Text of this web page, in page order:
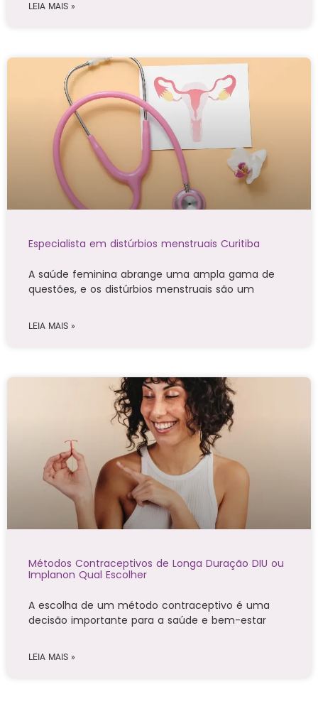
LEIA MAIS »
Especialista em distúrbios menstruais Curitiba
A saúde feminina abrange uma ampla gama de
questões, e os distúrbios menstruais são um
LEIA MAIS »
Métodos Contraceptivos de Longa Duração DIU ou
Implanon Qual Escolher
A escolha de um método contraceptivo é uma
decisão importante para a saúde e bem-estar
LEIA MAIS »